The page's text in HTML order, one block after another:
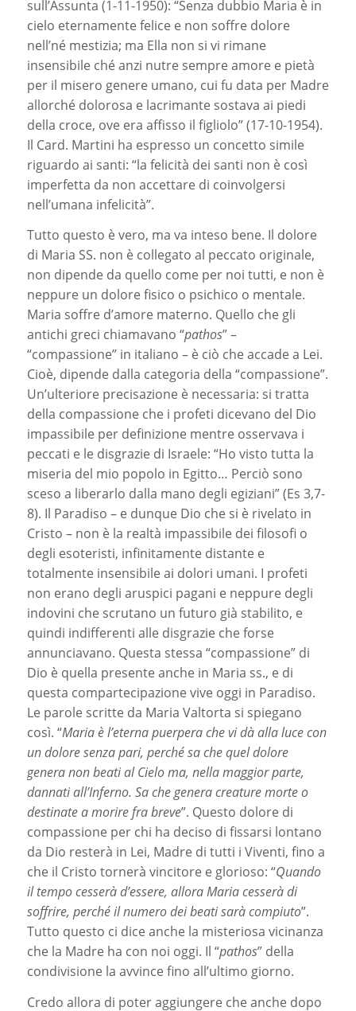
sull’Assunta (1-11-1950): “Senza dubbio Maria è in
cielo eternamente felice e non soffre dolore
nell’né mestizia; ma Ella non si vi rimane
insensibile ché anzi nutre sempre amore e pietà
per il misero genere umano, cui fu data per Madre
allorché dolorosa e lacrimante sostava ai piedi
della croce, ove era affisso il figliolo” (17-10-1954).
Il Card. Martini ha espresso un concetto simile
riguardo ai santi: “la felicità dei santi non è così
imperfetta da non accettare di coinvolgersi
nell’umana infelicità”.
Tutto questo è vero, ma va inteso bene. Il dolore
di Maria SS. non è collegato al peccato originale,
non dipende da quello come per noi tutti, e non è
neppure un dolore fisico o psichico o mentale.
Maria soffre d’amore materno. Quello che gli
antichi greci chiamavano “pathos” –
“compassione” in italiano – è ciò che accade a Lei.
Cioè, dipende dalla categoria della “compassione”.
Un’ulteriore precisazione è necessaria: si tratta
della compassione che i profeti dicevano del Dio
impassibile per definizione mentre osservava i
peccati e le disgrazie di Israele: “Ho visto tutta la
miseria del mio popolo in Egitto… Perciò sono
sceso a liberarlo dalla mano degli egiziani” (Es 3,7-
8). Il Paradiso – e dunque Dio che si è rivelato in
Cristo – non è la realtà impassibile dei filosofi o
degli esoteristi, infinitamente distante e
totalmente insensibile ai dolori umani. I profeti
non erano degli aruspici pagani e neppure degli
indovini che scrutano un futuro già stabilito, e
quindi indifferenti alle disgrazie che forse
annunciavano. Questa stessa “compassione” di
Dio è quella presente anche in Maria ss., e di
questa compartecipazione vive oggi in Paradiso.
Le parole scritte da Maria Valtorta si spiegano
così. “Maria è l’eterna puerpera che vi dà alla luce con
un dolore senza pari, perché sa che quel dolore
genera non beati al Cielo ma, nella maggior parte,
dannati all’Inferno. Sa che genera creature morte o
destinate a morire fra breve”. Questo dolore di
compassione per chi ha deciso di fissarsi lontano
da Dio resterà in Lei, Madre di tutti i Viventi, fino a
che il Cristo tornerà vincitore e glorioso: “Quando
il tempo cesserà d’essere, allora Maria cesserà di
soffrire, perché il numero dei beati sarà compiuto”.
Tutto questo ci dice anche la misteriosa vicinanza
che la Madre ha con noi oggi. Il “pathos” della
condivisione la avvince fino all’ultimo giorno.
Credo allora di poter aggiungere che anche dopo